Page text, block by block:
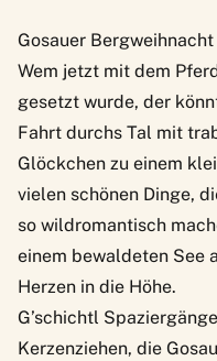
Gosauer Bergweihnacht
Wem jetzt mit dem
gesetzt wurde, der
Fahrt durchs Tal mit
Glöckchen zu einem
vielen schönen Dinge,
so wildromantisch
einem bewaldeten See
Herzen in die Höhe.
G’schichtl
Kerzenziehen, die